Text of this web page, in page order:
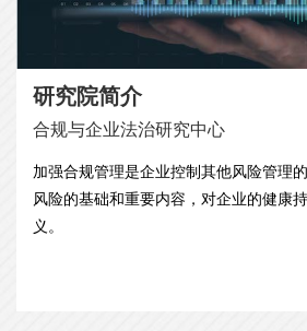
研究院简介
合规与企业法治研究中心
加强合规管理是企业控制其他风险管理
风险的基础和重要内容，对企业的健康
义。